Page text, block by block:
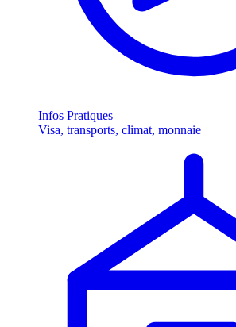
Infos Pratiques
Visa, transports, climat, monnaie